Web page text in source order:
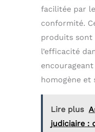
facilitée par
conformité.
produits sont
l’efficacité
homogène et
Lire plus
judiciaire :